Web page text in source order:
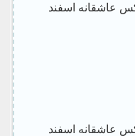
عاشقانه جدید ۲۰۱۶ و عکس عاشقانه اسفند
و عکس عاشقانه اسفند